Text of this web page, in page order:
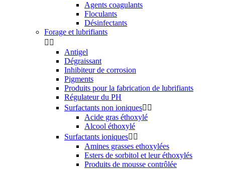
Agents coagulants
Floculants
Désinfectants
Forage et lubrifiants
 
Antigel
Dégraissant
Inhibiteur de corrosion
Pigments
Produits pour la fabrication de lubrifiants
Régulateur du PH
Surfactants non ioniques 
Acide gras éthoxylé
Alcool éthoxylé
Surfactants ioniques 
Amines grasses ethoxylées
Esters de sorbitol et leur éthoxylés
Produits de mousse contrôlée